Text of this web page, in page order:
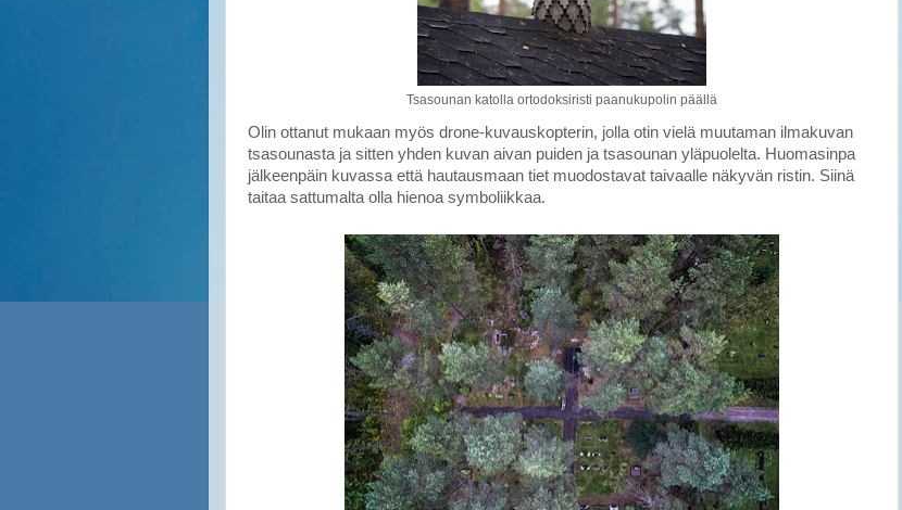
Tsasounan katolla ortodoksiristi paanukupolin päällä
Olin ottanut mukaan myös drone-kuvauskopterin, jolla otin vielä muutaman ilmakuvan
tsasounasta ja sitten yhden kuvan aivan puiden ja tsasounan yläpuolelta. Huomasinpa
jälkeenpäin kuvassa että hautausmaan tiet muodostavat taivaalle näkyvän ristin. Siinä
taitaa sattumalta olla hienoa symboliikkaa.